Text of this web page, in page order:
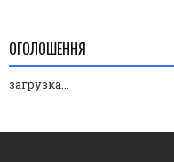
ОГОЛОШЕННЯ
загрузка...